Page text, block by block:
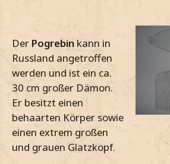
Jetzt Fanclub-Mitglied
Der Pogrebin kann in
Russland angetroffen
werden und ist ein ca.
30 cm großer Dämon.
Er besitzt einen
behaarten Körper sowie
einen extrem großen
und grauen Glatzkopf.